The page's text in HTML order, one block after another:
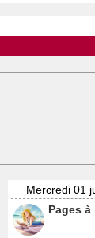
Mercredi 01
Pages